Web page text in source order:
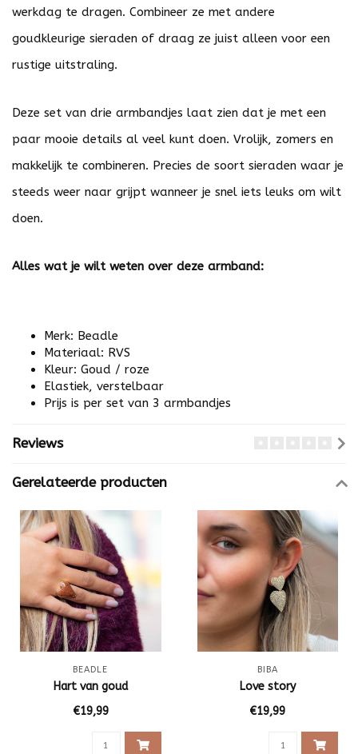
werkdag te dragen. Combineer ze met andere
goudkleurige sieraden of draag ze juist alleen voor een
rustige uitstraling.
Deze set van drie armbandjes laat zien dat je met een
paar mooie details al veel kunt doen. Vrolijk, zomers en
makkelijk te combineren. Precies de soort sieraden waar je
steeds weer naar grijpt wanneer je snel iets leuks om wilt
doen.
Alles wat je wilt weten over deze armband:
Merk: Beadle
Materiaal: RVS
Kleur: Goud / roze
Elastiek, verstelbaar
Prijs is per set van 3 armbandjes
Reviews
Gerelateerde producten
BEADLE
Hart van goud
€19,99
BIBA
Love story
€19,99